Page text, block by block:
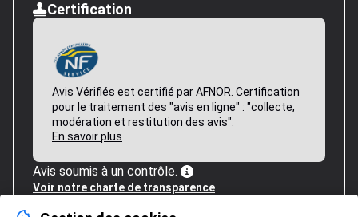
Certification
Avis Vérifiés est certifié par AFNOR. Certification
pour le traitement des "avis en ligne" : "collecte,
modération et restitution des avis".
En savoir plus
Avis soumis à un contrôle.
Voir notre charte de transparence